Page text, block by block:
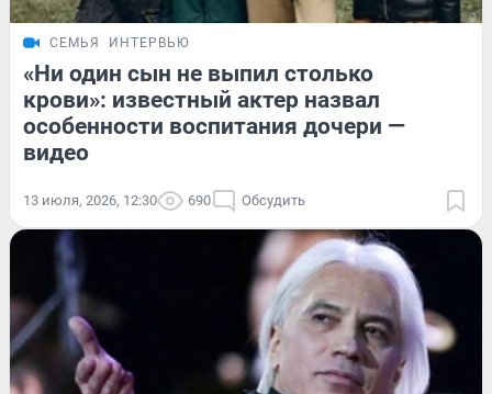
СЕМЬЯ ИНТЕРВЬЮ
«Ни один сын не выпил столько
крови»: известный актер назвал
особенности воспитания дочери —
видео
13 июля, 2026, 12:30 690 Обсудить